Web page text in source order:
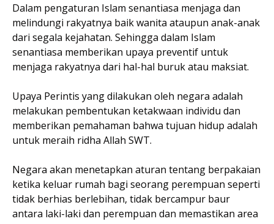
Dalam pengaturan Islam senantiasa menjaga dan
melindungi rakyatnya baik wanita ataupun anak-anak
dari segala kejahatan. Sehingga dalam Islam
senantiasa memberikan upaya preventif untuk
menjaga rakyatnya dari hal-hal buruk atau maksiat.
Upaya Perintis yang dilakukan oleh negara adalah
melakukan pembentukan ketakwaan individu dan
memberikan pemahaman bahwa tujuan hidup adalah
untuk meraih ridha Allah SWT.
Negara akan menetapkan aturan tentang berpakaian
ketika keluar rumah bagi seorang perempuan seperti
tidak berhias berlebihan, tidak bercampur baur
antara laki-laki dan perempuan dan memastikan area